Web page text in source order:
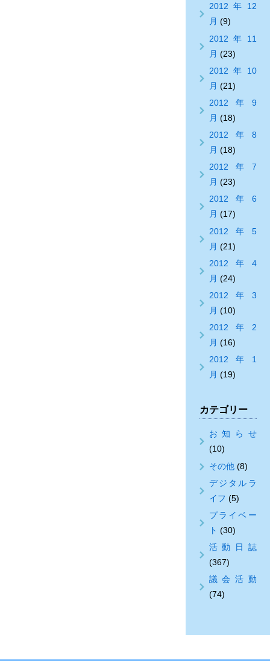
2012年12
月 (9)
2012年11
月 (23)
2012年10
月 (21)
2012年9
月 (18)
2012年8
月 (18)
2012年7
月 (23)
2012年6
月 (17)
2012年5
月 (21)
2012年4
月 (24)
2012年3
月 (10)
2012年2
月 (16)
2012年1
月 (19)
カテゴリー
お知らせ
(10)
その他(8)
デジタルラ
イフ (5)
プライベー
ト (30)
活動日誌
(367)
議会活動
(74)